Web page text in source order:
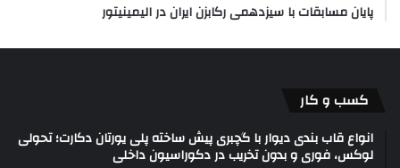
پایان مسابقات با سیزدهمی رکابزن ایران در الیمینیتور
کسب و کار
انواع قاب بندی دیوار با گچبری پیش ساخته پلی یورتان دکارت؛ تحولی
لوکس، فوری و بدون تخریب در دکوراسیون داخلی